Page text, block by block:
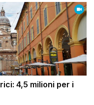
4,5 milioni per i